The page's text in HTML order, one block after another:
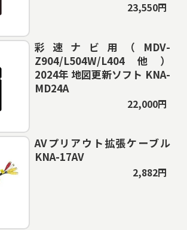
23,550円
彩速ナビ用（MDV-
Z904/L504W/L404他）
2024年 地図更新ソフト KNA-
MD24A
22,000円
AVプリアウト拡張ケーブル
KNA-17AV
2,882円